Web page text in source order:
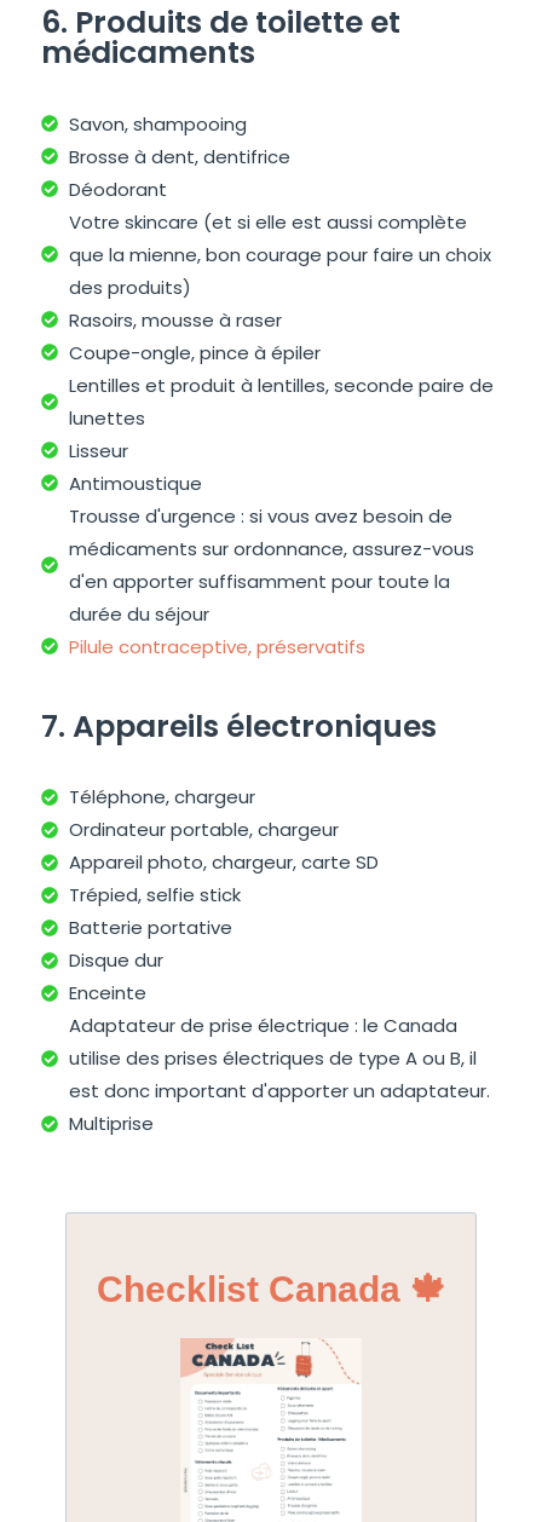
6. Produits de toilette et
médicaments
Savon, shampooing
Brosse à dent, dentifrice
Déodorant
Votre skincare (et si elle est aussi complète
que la mienne, bon courage pour faire un choix
des produits)
Rasoirs, mousse à raser
Coupe-ongle, pince à épiler
Lentilles et produit à lentilles, seconde paire de
lunettes
Lisseur
Antimoustique
Trousse d'urgence : si vous avez besoin de
médicaments sur ordonnance, assurez-vous
d'en apporter suffisamment pour toute la
durée du séjour
Pilule contraceptive, préservatifs
7. Appareils électroniques
Téléphone, chargeur
Ordinateur portable, chargeur
Appareil photo, chargeur, carte SD
Trépied, selfie stick
Batterie portative
Disque dur
Enceinte
Adaptateur de prise électrique : le Canada
utilise des prises électriques de type A ou B, il
est donc important d'apporter un adaptateur.
Multiprise